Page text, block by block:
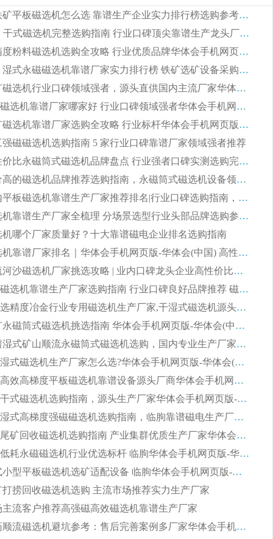
2026 钛铁矿平板磁选机怎么选 靠谱生产企业实力排行榜选购参考攻略
2026CTG 干式磁选机完整选购指南 行业口碑顶尖靠谱生产龙头厂家实力推荐
2026 高精度粉料磁选机选购全攻略 行业优质品牌华体会手机网页版-华体会(中国) 实力深度解析
2026CTB 湿式永磁磁选机靠谱厂家实力排行榜 铁矿选矿设备采购全流程选购指南
2026 尾矿磁选机行业口碑领域强者，源头直供国内主流厂家华体会手机网页版-华体会(中国) 一站式服务
2026尾矿磁选机靠谱厂家哪家好 行业口碑领域强者华体会手机网页版-华体会(中国) 推荐
2026 铁矿磁选机靠谱厂家选购全攻略 行业标杆华体会手机网页版-华体会(中国) 设备性价比出众
强磁磁选机选购指南 5 家行业口碑靠谱厂家领域强者推荐
2026 高性价比永磁筒式磁选机品牌盘点 行业强者口碑实测选购完整指南
2026 评价高的磁选机品牌推荐选购指南，永磁筒式磁选机设备领域强者全景行业口碑解析
2026 国内平板磁选机靠谱生产厂家推荐排名|行业口碑选购指南，领域强者按需选设备
2026 磁选机靠谱生产厂家全梳理 分场景选型行业头部品牌选购参考攻略
机哪个厂家质量好？十大靠谱磁电企业排名选购指南
2026 磁选机靠谱厂家排名｜华体会手机网页版-华体会(中国) 高性价比磁选机磁电品牌
2026 顺流河沙磁选机厂家挑选攻略 | 业内口碑龙头企业高性价比品牌推荐
2026平板磁选机靠谱生产厂家选购指南 行业口碑良好品牌推荐 磁电领域实力强者
2026高分选精度冶金行业专用磁选机生产厂家,干湿式磁选机源头供应商推荐
2026 选矿永磁筒式磁选机挑选指南 华体会手机网页版-华体会(中国) 推荐品牌行业口碑佳实力突出
2026 靠谱湿式矿山顺流永磁筒式磁选机选购，国内专业生产厂家华体会手机网页版-华体会(中国) 综合实力出众
大型筒式湿式磁选机生产厂家怎么选?华体会手机网页版-华体会(中国) 设备口碑广受行业认可
湿式提纯高效高梯度平板磁选机靠谱设备源头厂商华体会手机网页版-华体会(中国) 综合测评
板式节能干式磁选机选购指南，源头生产厂家华体会手机网页版-华体会(中国) 综合实力可观
2026矿用湿式高梯度强磁磁选机选购指南，临朐靠谱磁电生产厂家华体会手机网页版-华体会(中国) 详解
2026细粒尾矿回收磁选机选购指南 产业集群优质生产厂家华体会手机网页版-华体会(中国) 解析
2026节能低耗永磁磁选机行业优选标杆 临朐华体会手机网页版-华体会(中国) 专业生产厂家
2026 湿式小型平板磁选机选矿适配设备 临朐华体会手机网页版-华体会(中国) 实体生产厂家直供
打捞回收磁选机选购 主流市场推荐实力生产厂家
主流客户推荐高强磁高效磁选机靠谱生产厂家
2026 制药顺流磁选机避坑参考：售后完善案例多厂家华体会手机网页版-华体会(中国)